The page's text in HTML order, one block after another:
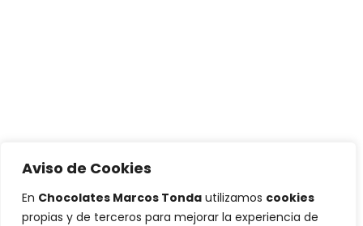
Aviso de Cookies
En Chocolates Marcos Tonda utilizamos cookies
propias y de terceros para mejorar la experiencia de